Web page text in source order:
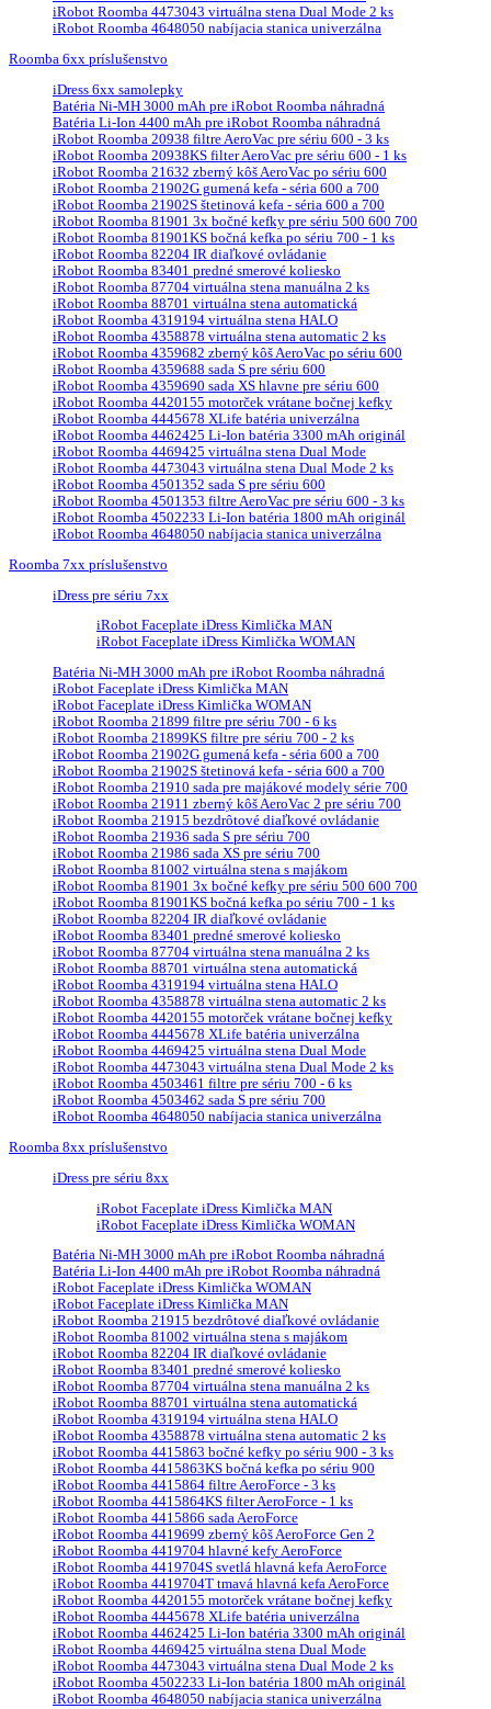
iRobot Roomba 4473043 virtuálna stena Dual Mode 2 ks
iRobot Roomba 4648050 nabíjacia stanica univerzálna
Roomba 6xx príslušenstvo
iDress 6xx samolepky
Batéria Ni-MH 3000 mAh pre iRobot Roomba náhradná
Batéria Li-Ion 4400 mAh pre iRobot Roomba náhradná
iRobot Roomba 20938 filtre AeroVac pre sériu 600 - 3 ks
iRobot Roomba 20938KS filter AeroVac pre sériu 600 - 1 ks
iRobot Roomba 21632 zberný kôš AeroVac po sériu 600
iRobot Roomba 21902G gumená kefa - séria 600 a 700
iRobot Roomba 21902S štetinová kefa - séria 600 a 700
iRobot Roomba 81901 3x bočné kefky pre sériu 500 600 700
iRobot Roomba 81901KS bočná kefka po sériu 700 - 1 ks
iRobot Roomba 82204 IR diaľkové ovládanie
iRobot Roomba 83401 predné smerové koliesko
iRobot Roomba 87704 virtuálna stena manuálna 2 ks
iRobot Roomba 88701 virtuálna stena automatická
iRobot Roomba 4319194 virtuálna stena HALO
iRobot Roomba 4358878 virtuálna stena automatic 2 ks
iRobot Roomba 4359682 zberný kôš AeroVac po sériu 600
iRobot Roomba 4359688 sada S pre sériu 600
iRobot Roomba 4359690 sada XS hlavne pre sériu 600
iRobot Roomba 4420155 motorček vrátane bočnej kefky
iRobot Roomba 4445678 XLife batéria univerzálna
iRobot Roomba 4462425 Li-Ion batéria 3300 mAh originál
iRobot Roomba 4469425 virtuálna stena Dual Mode
iRobot Roomba 4473043 virtuálna stena Dual Mode 2 ks
iRobot Roomba 4501352 sada S pre sériu 600
iRobot Roomba 4501353 filtre AeroVac pre sériu 600 - 3 ks
iRobot Roomba 4502233 Li-Ion batéria 1800 mAh originál
iRobot Roomba 4648050 nabíjacia stanica univerzálna
Roomba 7xx príslušenstvo
iDress pre sériu 7xx
iRobot Faceplate iDress Kimlička MAN
iRobot Faceplate iDress Kimlička WOMAN
Batéria Ni-MH 3000 mAh pre iRobot Roomba náhradná
iRobot Faceplate iDress Kimlička MAN
iRobot Faceplate iDress Kimlička WOMAN
iRobot Roomba 21899 filtre pre sériu 700 - 6 ks
iRobot Roomba 21899KS filtre pre sériu 700 - 2 ks
iRobot Roomba 21902G gumená kefa - séria 600 a 700
iRobot Roomba 21902S štetinová kefa - séria 600 a 700
iRobot Roomba 21910 sada pre majákové modely série 700
iRobot Roomba 21911 zberný kôš AeroVac 2 pre sériu 700
iRobot Roomba 21915 bezdrôtové diaľkové ovládanie
iRobot Roomba 21936 sada S pre sériu 700
iRobot Roomba 21986 sada XS pre sériu 700
iRobot Roomba 81002 virtuálna stena s majákom
iRobot Roomba 81901 3x bočné kefky pre sériu 500 600 700
iRobot Roomba 81901KS bočná kefka po sériu 700 - 1 ks
iRobot Roomba 82204 IR diaľkové ovládanie
iRobot Roomba 83401 predné smerové koliesko
iRobot Roomba 87704 virtuálna stena manuálna 2 ks
iRobot Roomba 88701 virtuálna stena automatická
iRobot Roomba 4319194 virtuálna stena HALO
iRobot Roomba 4358878 virtuálna stena automatic 2 ks
iRobot Roomba 4420155 motorček vrátane bočnej kefky
iRobot Roomba 4445678 XLife batéria univerzálna
iRobot Roomba 4469425 virtuálna stena Dual Mode
iRobot Roomba 4473043 virtuálna stena Dual Mode 2 ks
iRobot Roomba 4503461 filtre pre sériu 700 - 6 ks
iRobot Roomba 4503462 sada S pre sériu 700
iRobot Roomba 4648050 nabíjacia stanica univerzálna
Roomba 8xx príslušenstvo
iDress pre sériu 8xx
iRobot Faceplate iDress Kimlička MAN
iRobot Faceplate iDress Kimlička WOMAN
Batéria Ni-MH 3000 mAh pre iRobot Roomba náhradná
Batéria Li-Ion 4400 mAh pre iRobot Roomba náhradná
iRobot Faceplate iDress Kimlička WOMAN
iRobot Faceplate iDress Kimlička MAN
iRobot Roomba 21915 bezdrôtové diaľkové ovládanie
iRobot Roomba 81002 virtuálna stena s majákom
iRobot Roomba 82204 IR diaľkové ovládanie
iRobot Roomba 83401 predné smerové koliesko
iRobot Roomba 87704 virtuálna stena manuálna 2 ks
iRobot Roomba 88701 virtuálna stena automatická
iRobot Roomba 4319194 virtuálna stena HALO
iRobot Roomba 4358878 virtuálna stena automatic 2 ks
iRobot Roomba 4415863 bočné kefky po sériu 900 - 3 ks
iRobot Roomba 4415863KS bočná kefka po sériu 900
iRobot Roomba 4415864 filtre AeroForce - 3 ks
iRobot Roomba 4415864KS filter AeroForce - 1 ks
iRobot Roomba 4415866 sada AeroForce
iRobot Roomba 4419699 zberný kôš AeroForce Gen 2
iRobot Roomba 4419704 hlavné kefy AeroForce
iRobot Roomba 4419704S svetlá hlavná kefa AeroForce
iRobot Roomba 4419704T tmavá hlavná kefa AeroForce
iRobot Roomba 4420155 motorček vrátane bočnej kefky
iRobot Roomba 4445678 XLife batéria univerzálna
iRobot Roomba 4462425 Li-Ion batéria 3300 mAh originál
iRobot Roomba 4469425 virtuálna stena Dual Mode
iRobot Roomba 4473043 virtuálna stena Dual Mode 2 ks
iRobot Roomba 4502233 Li-Ion batéria 1800 mAh originál
iRobot Roomba 4648050 nabíjacia stanica univerzálna